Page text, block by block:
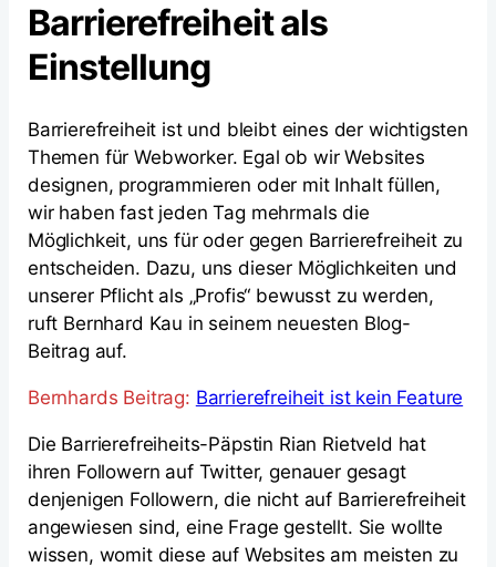
Barrierefreiheit als
Einstellung
Barrierefreiheit ist und bleibt eines der wichtigsten
Themen für Webworker. Egal ob wir Websites
designen, programmieren oder mit Inhalt füllen,
wir haben fast jeden Tag mehrmals die
Möglichkeit, uns für oder gegen Barrierefreiheit zu
entscheiden. Dazu, uns dieser Möglichkeiten und
unserer Pflicht als „Profis“ bewusst zu werden,
ruft Bernhard Kau in seinem neuesten Blog-
Beitrag auf.
Bernhards Beitrag: Barrierefreiheit ist kein Feature
Die Barrierefreiheits-Päpstin Rian Rietveld hat
ihren Followern auf Twitter, genauer gesagt
denjenigen Followern, die nicht auf Barrierefreiheit
angewiesen sind, eine Frage gestellt. Sie wollte
wissen, womit diese auf Websites am meisten zu